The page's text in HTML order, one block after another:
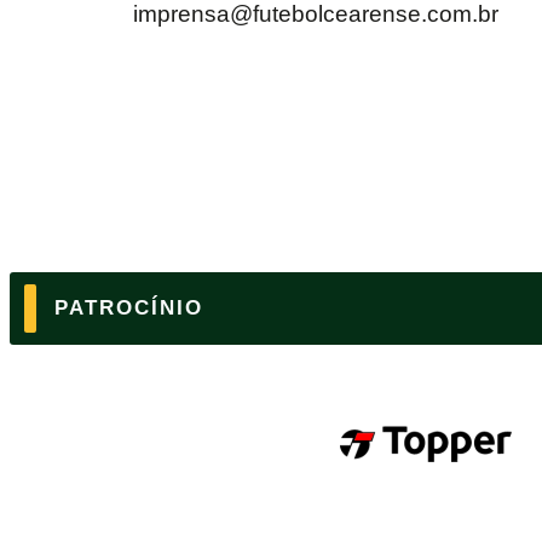
imprensa@futebolcearense.com.br
PATROCÍNIO